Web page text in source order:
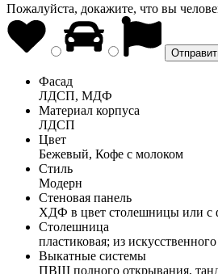
Пожалуйста, докажите, что вы
Фасад
ЛДСП, МДФ
Материал корпуса
ЛДСП
Цвет
Бежевый, Кофе с молоком
Стиль
Модерн
Стеновая панель
ХДФ в цвет столешницы или с
Столешница
пластиковая; из
Выкатные системы
ПВШ полного открывания,